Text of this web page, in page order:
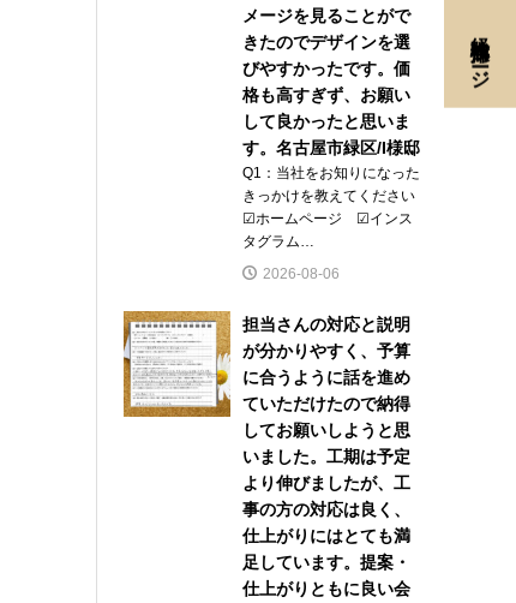
メージを見ることがで
きたのでデザインを選
びやすかったです。価
格も高すぎず、お願い
して良かったと思いま
す。名古屋市緑区/I様邸
Q1：当社をお知りになった
きっかけを教えてください
☑ホームページ ☑インス
タグラム…
2026-08-06
担当さんの対応と説明
が分かりやすく、予算
に合うように話を進め
ていただけたので納得
してお願いしようと思
いました。工期は予定
より伸びましたが、工
事の方の対応は良く、
仕上がりにはとても満
足しています。提案・
仕上がりともに良い会
経験者採用ページ